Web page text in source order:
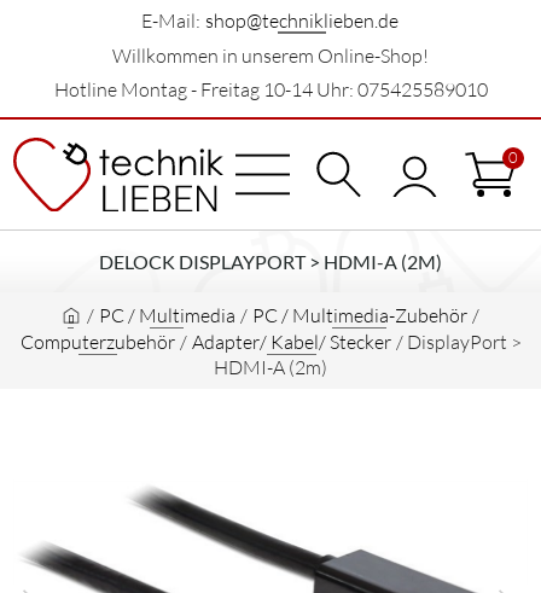
E-Mail: shop@techniklieben.de
Willkommen in unserem Online-Shop!
Hotline Montag - Freitag 10-14 Uhr: 075425589010
0
DELOCK DISPLAYPORT > HDMI-A (2M)
/ PC / Multimedia / PC / Multimedia-Zubehör /
Computerzubehör / Adapter/ Kabel/ Stecker / DisplayPort >
HDMI-A (2m)